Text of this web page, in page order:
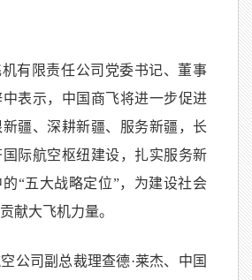
有限责任公司党委书记、董事
表示，中国商飞将进一步促进
疆、深耕新疆、服务新疆，长
际航空枢纽建设，扎实服务新
“五大战略定位”，为建设社会
献大飞机力量。
公司副总裁理查德·莱杰、中国